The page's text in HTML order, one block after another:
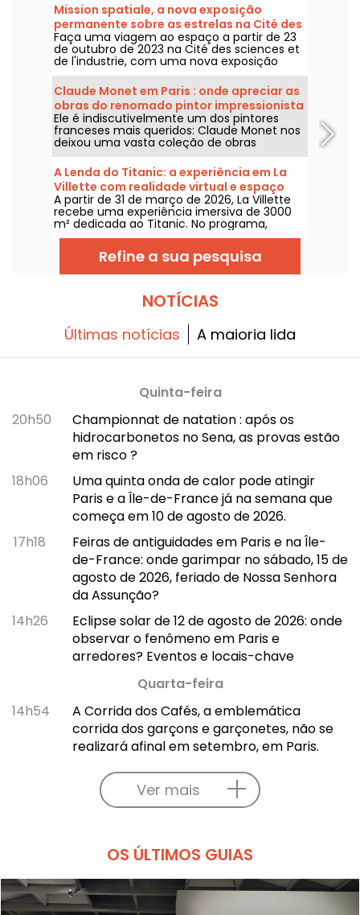
Mission spatiale, a nova exposição
permanente sobre as estrelas na Cité des
sciences
Faça uma viagem ao espaço a partir de 23
de outubro de 2023 na Cité des sciences et
de l'industrie, com uma nova exposição
permanente sobre a conquista do espaço.
Claude Monet em Paris : onde apreciar as
obras do renomado pintor impressionista
na capital?
Ele é indiscutivelmente um dos pintores
franceses mais queridos: Claude Monet nos
deixou uma vasta coleção de obras
magníficas, algumas das quais podem ser
apreciadas nos museus de Paris. Venha
conosco nessa jornada!
A Lenda do Titanic: a experiência em La
Villette com realidade virtual e espaço
imersivo - opinião
A partir de 31 de março de 2026, La Villette
recebe uma experiência imersiva de 3000
m² dedicada ao Titanic. No programa,
tecnologias de ponta com realidade virtual
e um espaço em 360°, onde os visitantes
são convidados a reviver a viagem lendária
do transatlântico bem junto aos
Refine a sua pesquisa
NOTÍCIAS
Últimas notícias A maioria lida
Quinta-feira
20h50
Championnat de natation : após os
hidrocarbonetos no Sena, as provas estão
em risco ?
18h06
Uma quinta onda de calor pode atingir
Paris e a Île-de-France já na semana que
começa em 10 de agosto de 2026.
17h18
Feiras de antiguidades em Paris e na Île-
de-France: onde garimpar no sábado, 15 de
agosto de 2026, feriado de Nossa Senhora
da Assunção?
14h26
Eclipse solar de 12 de agosto de 2026: onde
observar o fenômeno em Paris e
arredores? Eventos e locais-chave
Quarta-feira
14h54
A Corrida dos Cafés, a emblemática
corrida dos garçons e garçonetes, não se
realizará afinal em setembro, em Paris.
Ver mais
OS ÚLTIMOS GUIAS